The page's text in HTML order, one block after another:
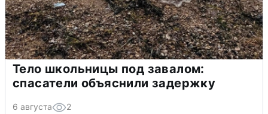
Тело школьницы под завалом:
спасатели объяснили задержку
6 августа 2